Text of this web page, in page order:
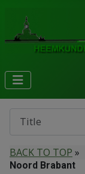
BACK TO TOP »
Noord Brabant